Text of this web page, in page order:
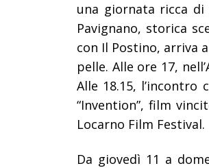
una giornata ricca
Pavignano, storica
con Il Postino, arriva
pelle. Alle ore 17,
Alle 18.15, l’incontro
“Invention”, film
Locarno Film Festival.
Da giovedì 11 a